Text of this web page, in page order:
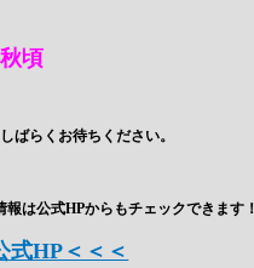
頃
ばらくお待ちください。
報は公式HPからもチェックできます！
式HP＜＜＜